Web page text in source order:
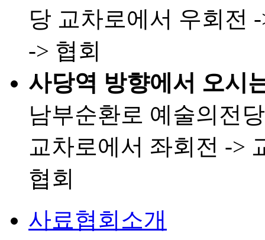
당 교차로에서 우회전
-> 협회
사당역 방향에서 오시
남부순환로 예술의전
교차로에서 좌회전 ->
협회
사료협회소개